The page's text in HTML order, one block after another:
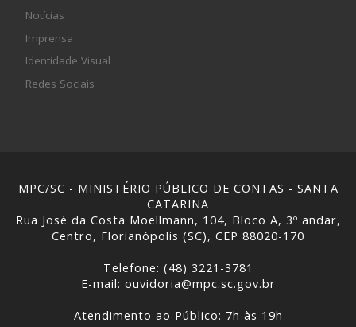
Notícias
Imprensa
Identidade Visual
Redes Sociais
MPC/SC - MINISTÉRIO PÚBLICO DE CONTAS - SANTA
CATARINA
Rua José da Costa Moellmann, 104, Bloco A, 3º andar,
Centro, Florianópolis (SC), CEP 88020-170
Telefone: (48) 3221-3781
E-mail: ouvidoria@mpc.sc.gov.br
Atendimento ao Público: 7h às 19h